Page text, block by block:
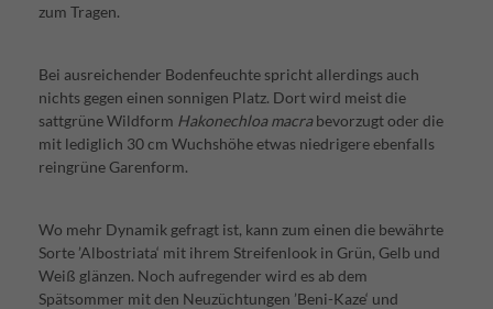
zum Tragen.
Bei ausreichender Bodenfeuchte spricht allerdings auch
nichts gegen einen sonnigen Platz. Dort wird meist die
sattgrüne Wildform Hakonechloa macrabevorzugt oder die
mit lediglich 30 cm Wuchshöhe etwas niedrigere ebenfalls
reingrüne Garenform.
Wo mehr Dynamik gefragt ist, kann zum einen die bewährte
Sorte ’Albostriata‘ mit ihrem Streifenlook in Grün, Gelb und
Weiß glänzen. Noch aufregender wird es ab dem
Spätsommer mit den Neuzüchtungen ’Beni-Kaze‘ und